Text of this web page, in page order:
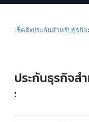
เช็คดิ ประกันสำหรับธุรกิจ
ประกันธุรกิจส
: